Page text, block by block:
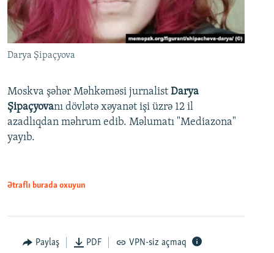
Darya Şipaçyova
Moskva şəhər Məhkəməsi jurnalist Darya
Şipaçyovanı dövlətə xəyanət işi üzrə 12 il
azadlıqdan məhrum edib. Məlumatı "Mediazona"
yayıb.
Ətraflı burada oxuyun
Paylaş PDF VPN-siz açmaq